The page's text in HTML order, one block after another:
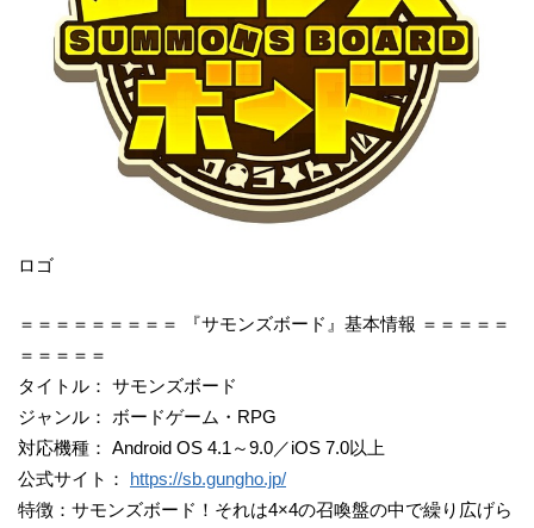
ロゴ
＝＝＝＝＝＝＝＝＝ 『サモンズボード』基本情報 ＝＝＝＝＝
＝＝＝＝＝
タイトル： サモンズボード
ジャンル： ボードゲーム・RPG
対応機種： Android OS 4.1～9.0／iOS 7.0以上
公式サイト： https://sb.gungho.jp/
特徴：サモンズボード！それは4×4の召喚盤の中で繰り広げら